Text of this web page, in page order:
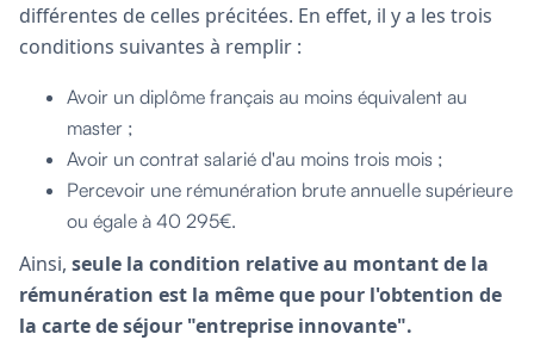
différentes de celles précitées. En effet, il y a les trois
conditions suivantes à remplir :
Avoir un diplôme français au moins équivalent au
master ;
Avoir un contrat salarié d'au moins trois mois ;
Percevoir une rémunération brute annuelle supérieure
ou égale à 40 295€.
Ainsi, seule la condition relative au montant de la
rémunération est la même que pour l'obtention de
la carte de séjour "entreprise innovante".